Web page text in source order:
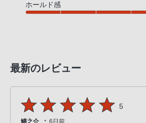
ホールド感
最新のレビュー
5
・